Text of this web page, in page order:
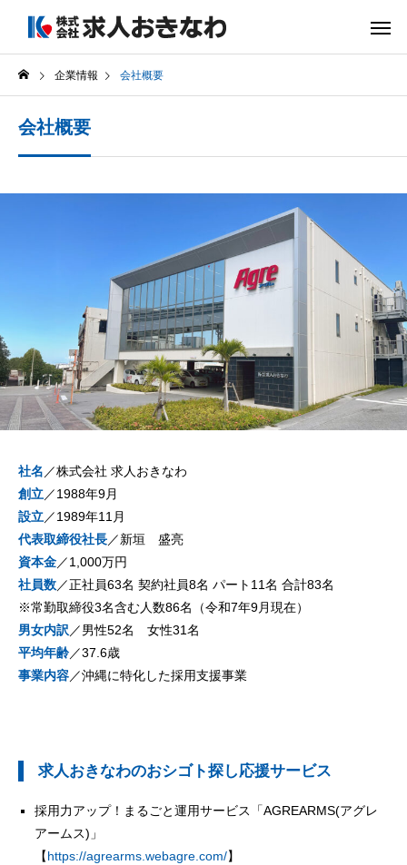
企業情報 会社概要
会社概要
社名 ／株式会社 求人おきなわ
創立／1988年9月
設立／1989年11月
代表取締役社長／新垣 盛亮
資本金／1,000万円
社員数／正社員63名 契約社員8名 パート11名 合計83名
※常勤取締役3名含む人数86名（令和7年9月現在）
男女内訳 ／男性52名 女性31名
平均年齢／37.6歳
事業内容／沖縄に特化した採用支援事業
求人おきなわのおシゴト探し応援サービス
採用力アップ！まるごと運用サービス「AGREARMS(アグレ
アームス)」
【https://agrearms.webagre.com/】